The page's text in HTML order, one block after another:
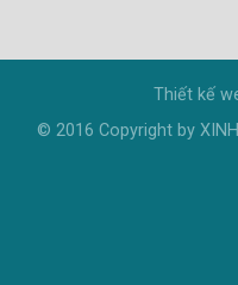
Thiết kế
© 2016 Copyright by